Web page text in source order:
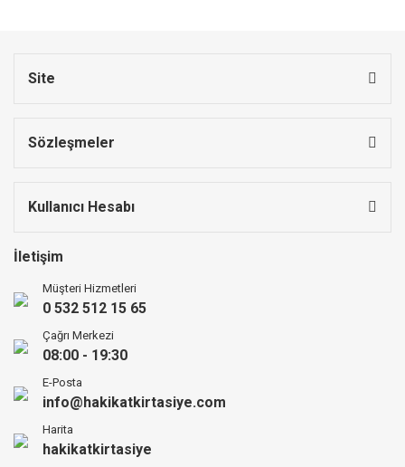
Site
Sözleşmeler
Kullanıcı Hesabı
İletişim
Müşteri Hizmetleri
0 532 512 15 65
Çağrı Merkezi
08:00 - 19:30
E-Posta
info@hakikatkirtasiye.com
Harita
hakikatkirtasiye